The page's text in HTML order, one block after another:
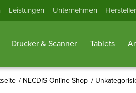
Leistungen Unternehmen Hersteller
Drucker & Scanner Tablets
/ NECDIS Online-Shop /